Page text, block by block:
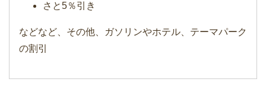
さと5％引き
などなど、その他、ガソリンやホテル、テーマパーク
の割引